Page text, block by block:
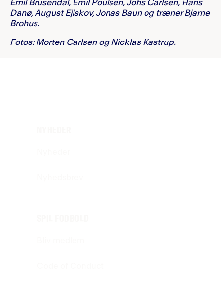
Emil Brusendal, Emil Poulsen, Johs Carlsen, Hans
Danø, August Ejlskov, Jonas Baun og træner Bjarne
Brohus.
Fotos: Morten Carlsen og Nicklas Kastrup.